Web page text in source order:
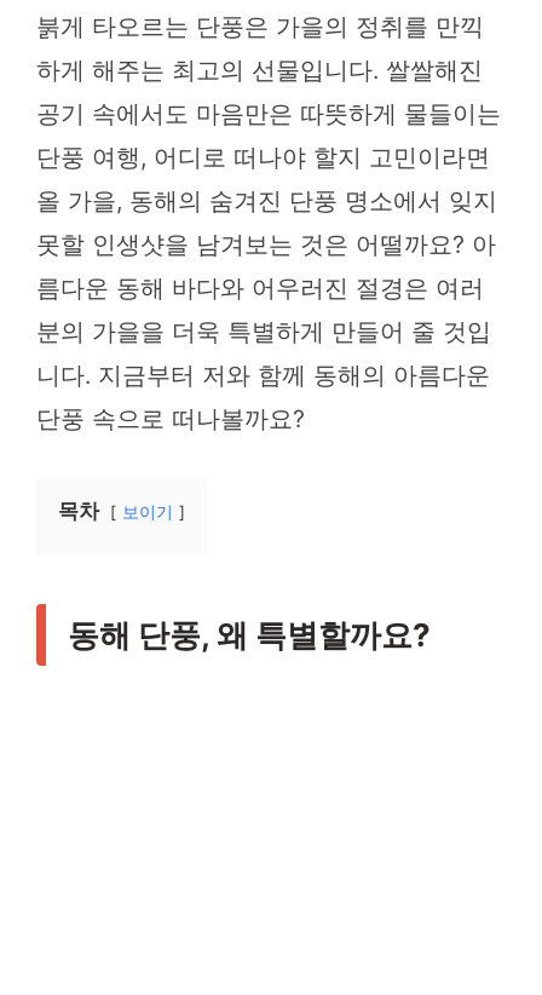
붉게 타오르는 단풍은 가을의 정취를 만끽
하게 해주는 최고의 선물입니다. 쌀쌀해진
공기 속에서도 마음만은 따뜻하게 물들이는
단풍 여행, 어디로 떠나야 할지 고민이라면
올 가을, 동해의 숨겨진 단풍 명소에서 잊지
못할 인생샷을 남겨보는 것은 어떨까요? 아
름다운 동해 바다와 어우러진 절경은 여러
분의 가을을 더욱 특별하게 만들어 줄 것입
니다. 지금부터 저와 함께 동해의 아름다운
단풍 속으로 떠나볼까요?
목차 보이기
동해 단풍, 왜 특별할까요?